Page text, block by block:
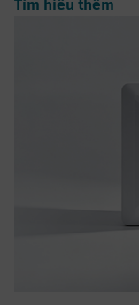
Tìm hiểu thêm